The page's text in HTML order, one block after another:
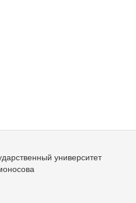
университет